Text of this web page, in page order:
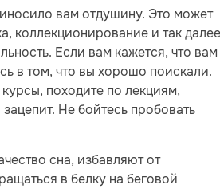
вам отдушину. Это может
коллекционирование и так
Если вам кажется, что вам
в том, что вы хорошо поискали.
походите по лекциям,
Не бойтесь пробовать
сна, избавляют от
в белку на беговой